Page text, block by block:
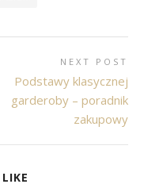
NEXT POST
Podstawy klasycznej
garderoby – poradnik
zakupowy